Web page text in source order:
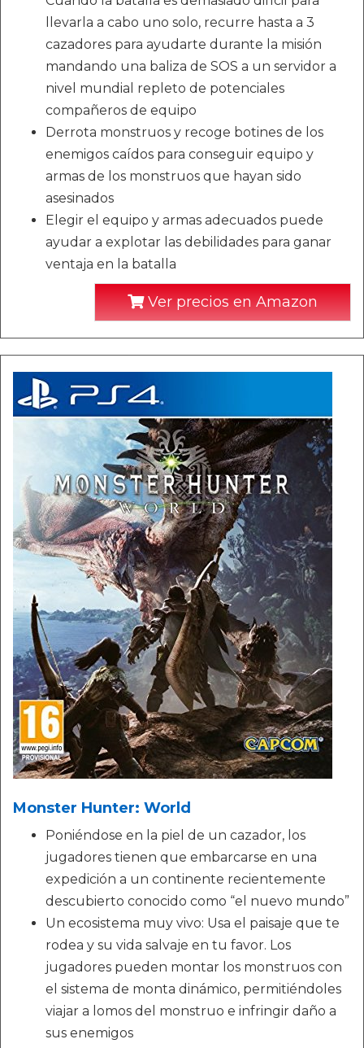
llevarla a cabo uno solo, recurre hasta a 3
cazadores para ayudarte durante la misión
mandando una baliza de SOS a un servidor a
nivel mundial repleto de potenciales
compañeros de equipo
Derrota monstruos y recoge botines de los
enemigos caídos para conseguir equipo y
armas de los monstruos que hayan sido
asesinados
Elegir el equipo y armas adecuados puede
ayudar a explotar las debilidades para ganar
ventaja en la batalla
Ver precios en Amazon
Monster Hunter: World
Poniéndose en la piel de un cazador, los
jugadores tienen que embarcarse en una
expedición a un continente recientemente
descubierto conocido como “el nuevo mundo”
Un ecosistema muy vivo: Usa el paisaje que te
rodea y su vida salvaje en tu favor. Los
jugadores pueden montar los monstruos con
el sistema de monta dinámico, permitiéndoles
viajar a lomos del monstruo e infringir daño a
sus enemigos